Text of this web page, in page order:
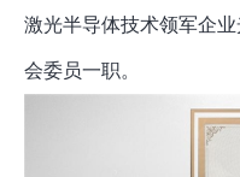
激光半导体技术领军企
会委员一职。